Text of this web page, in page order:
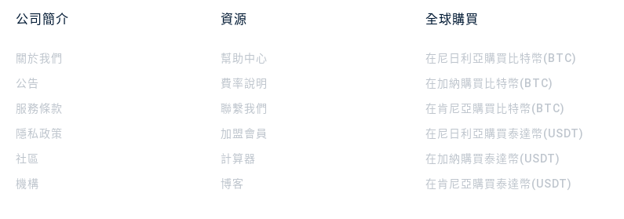
公司簡介
關於我們
公告
服務條款
隱私政策
社區
機構
資源
幫助中心
費率說明
聯繫我們
加盟會員
計算器
博客
全球購買
在尼日利亞購買比特幣(BTC)
在加納購買比特幣(BTC)
在肯尼亞購買比特幣(BTC)
在尼日利亞購買泰達幣(USDT)
在加納購買泰達幣(USDT)
在肯尼亞購買泰達幣(USDT)